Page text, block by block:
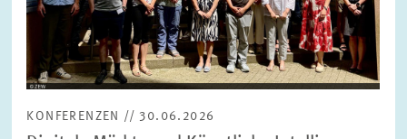
KONFERENZEN // 30.06.2026